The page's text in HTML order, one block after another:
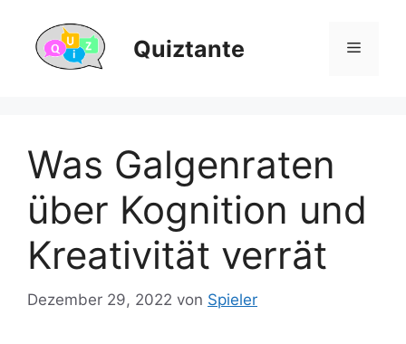
Inhalt
springen
Quiztante Menü
Was Galgenraten
über Kognition und
Kreativität verrät
Dezember 29, 2022 von Spieler